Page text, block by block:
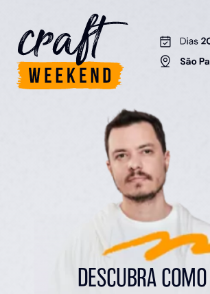
DESCUBRA